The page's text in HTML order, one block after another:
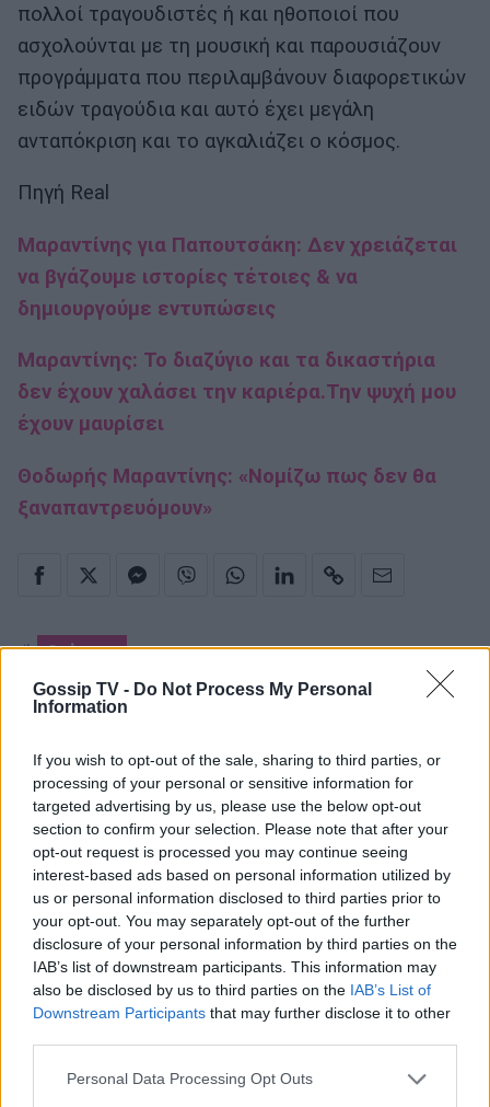
Gossip TV - Do Not Process My Personal
Information
If you wish to opt-out of the sale, sharing to third parties, or
processing of your personal or sensitive information for
targeted advertising by us, please use the below opt-out
section to confirm your selection. Please note that after your
opt-out request is processed you may continue seeing
interest-based ads based on personal information utilized by
us or personal information disclosed to third parties prior to
your opt-out. You may separately opt-out of the further
disclosure of your personal information by third parties on the
IAB’s list of downstream participants. This information may
also be disclosed by us to third parties on the IAB’s List of
Downstream Participants that may further disclose it to other
Personal Data Processing Opt Outs
πολλοί τραγουδιστές ή και ηθοποιοί που
ασχολούνται με τη μουσική και παρουσιάζουν
προγράμματα που περιλαμβάνουν διαφορετικών
ειδών τραγούδια και αυτό έχει μεγάλη
ανταπόκριση και το αγκαλιάζει ο κόσμος.
Πηγή Real
Μαραντίνης για Παπουτσάκη: Δεν χρειάζεται
να βγάζουμε ιστορίες τέτοιες & να
δημιουργούμε εντυπώσεις
Μαραντίνης: Το διαζύγιο και τα δικαστήρια
δεν έχουν χαλάσει την καριέρα.Την ψυχή μου
έχουν μαυρίσει
Θοδωρής Μαραντίνης: «Νομίζω πως δεν θα
ξαναπαντρευόμουν»
Onirama
ΡΟΗ ΕΙΔΗΣΕΩΝ
Σταματίνα Τσιμτσιλή: Το καλοκαίρι
δεν θα φορέσω ποτέ make up, δεν
θα βαφτώ